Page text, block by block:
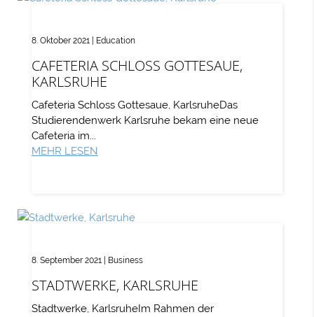
CAFETERIA SCHLOSS GOTTESAUE,
KARLSRUHE
8. Oktober 2021| Education
Cafeteria Schloss Gottesaue, KarlsruheDas
Studierendenwerk Karlsruhe bekam eine neue
Cafeteria im...
MEHR LESEN
STADTWERKE, KARLSRUHE
8. September 2021| Business
Stadtwerke, KarlsruheIm Rahmen der